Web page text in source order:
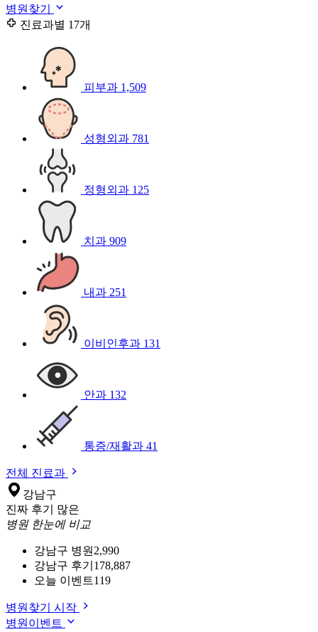
병원찾기
진료과별 17개
피부과 1,509
성형외과 781
정형외과 125
치과 909
내과 251
이비인후과 131
안과 132
통증/재활과 41
전체 진료과
강남구
진짜 후기 많은
병원 한눈에 비교
강남구 병원 2,990
강남구 후기 178,887
오늘 이벤트119
병원찾기 시작
병원이벤트